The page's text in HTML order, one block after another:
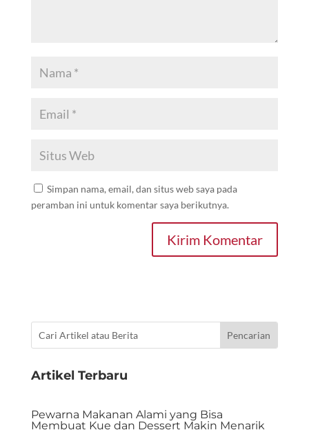
Simpan nama, email, dan situs web saya pada
peramban ini untuk komentar saya berikutnya.
Kirim Komentar
Artikel Terbaru
Pewarna Makanan Alami yang Bisa
Membuat Kue dan Dessert Makin Menarik